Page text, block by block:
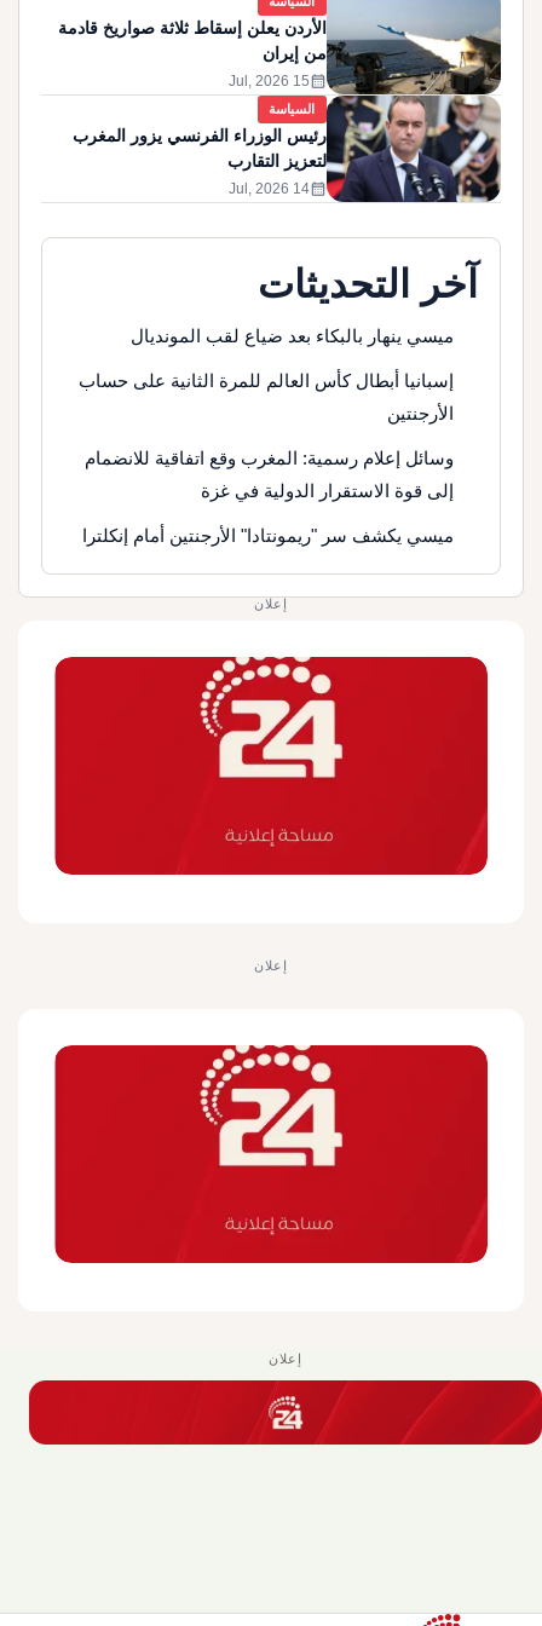
الأردن يعلن إسقاط ثلاثة صواريخ قادمة
من إيران
calendar_month
15 Jul, 2026
السياسة
رئيس الوزراء الفرنسي يزور المغرب
لتعزيز التقارب
calendar_month
14 Jul, 2026
آخر التحديثات
ميسي ينهار بالبكاء بعد ضياع لقب المونديال
إسبانيا أبطال كأس العالم للمرة الثانية على حساب
الأرجنتين
وسائل إعلام رسمية: المغرب وقع اتفاقية للانضمام
إلى قوة الاستقرار الدولية في غزة
ميسي يكشف سر "ريمونتادا" الأرجنتين أمام إنكلترا
إعلان
إعلان
إعلان